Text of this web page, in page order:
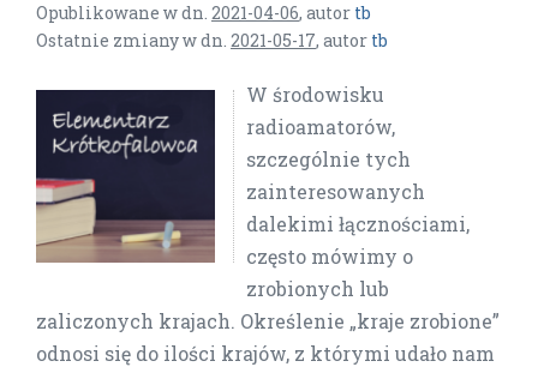
Opublikowane w dn. 2021-04-06, autor tb
Ostatnie zmiany w dn. 2021-05-17, autor tb
W środowisku
radioamatorów,
szczególnie tych
zainteresowanych
dalekimi łącznościami,
często mówimy o
zrobionych lub
zaliczonych krajach. Określenie „kraje zrobione”
odnosi się do ilości krajów, z którymi udało nam